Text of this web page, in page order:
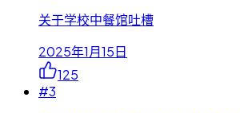
关于学校中餐馆吐槽
2025年1月15日
125
#3